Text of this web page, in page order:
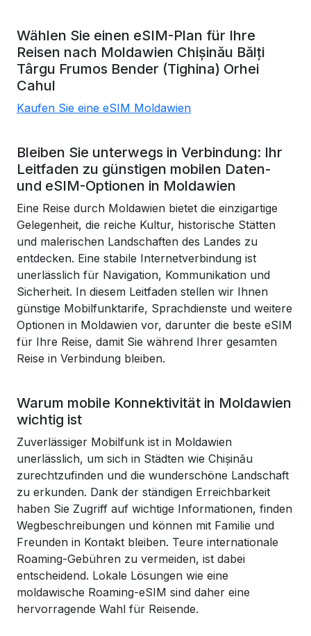
Wählen Sie einen eSIM-Plan für Ihre
Reisen nach Moldawien Chișinău Bălți
Târgu Frumos Bender (Tighina) Orhei
Cahul
Kaufen Sie eine eSIM Moldawien
Bleiben Sie unterwegs in Verbindung: Ihr
Leitfaden zu günstigen mobilen Daten-
und eSIM-Optionen in Moldawien
Eine Reise durch Moldawien bietet die einzigartige
Gelegenheit, die reiche Kultur, historische Stätten
und malerischen Landschaften des Landes zu
entdecken. Eine stabile Internetverbindung ist
unerlässlich für Navigation, Kommunikation und
Sicherheit. In diesem Leitfaden stellen wir Ihnen
günstige Mobilfunktarife, Sprachdienste und weitere
Optionen in Moldawien vor, darunter die beste eSIM
für Ihre Reise, damit Sie während Ihrer gesamten
Reise in Verbindung bleiben.
Warum mobile Konnektivität in Moldawien
wichtig ist
Zuverlässiger Mobilfunk ist in Moldawien
unerlässlich, um sich in Städten wie Chișinău
zurechtzufinden und die wunderschöne Landschaft
zu erkunden. Dank der ständigen Erreichbarkeit
haben Sie Zugriff auf wichtige Informationen, finden
Wegbeschreibungen und können mit Familie und
Freunden in Kontakt bleiben. Teure internationale
Roaming-Gebühren zu vermeiden, ist dabei
entscheidend. Lokale Lösungen wie eine
moldawische Roaming-eSIM sind daher eine
hervorragende Wahl für Reisende.